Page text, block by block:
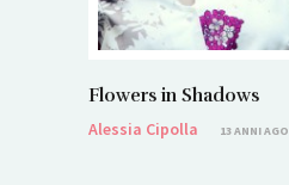
Flowers in Shadows
Alessia Cipolla
13 ANNI AGO